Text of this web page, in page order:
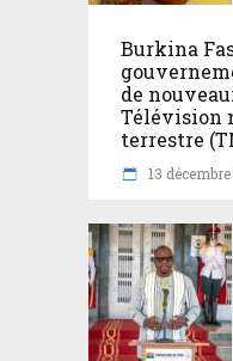
Burkina
de
Télévision
terrestre
13